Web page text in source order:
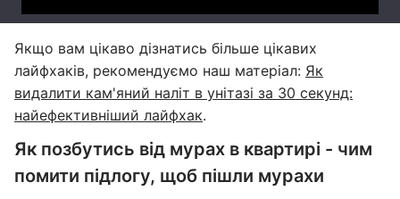
Якщо вам цікаво дізнатись більше цікавих
лайфхаків, рекомендуємо наш матеріал: Як
видалити кам'яний наліт в унітазі за 30 секунд:
найефективніший лайфхак.
Як позбутись від мурах в квартирі - чим
помити підлогу, щоб пішли мурахи